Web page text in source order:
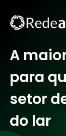
A
para
setor
do lar